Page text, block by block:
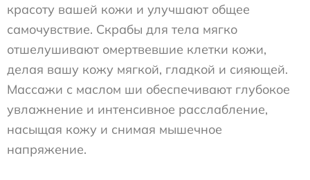
красоту вашей кожи и улучшают общее
самочувствие. Скрабы для тела мягко
отшелушивают омертвевшие клетки кожи,
делая вашу кожу мягкой, гладкой и сияющей.
Массажи с маслом ши обеспечивают глубокое
увлажнение и интенсивное расслабление,
насыщая кожу и снимая мышечное
напряжение.